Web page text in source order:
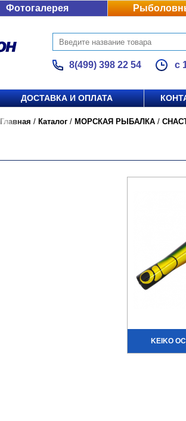
Фотогалерея
8(499) 398 22 54 с
ДОСТАВКА И ОПЛАТА
Главная / Каталог / МОРСКАЯ РЫБАЛКА /
KEIKO